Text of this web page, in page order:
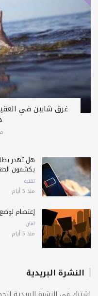
غرق شابين في
هل تُهدر
يكشفون
تقنية
منذ 5 أيام
إعتصام
لبنان
منذ 5 أيام
النشرة البريدية